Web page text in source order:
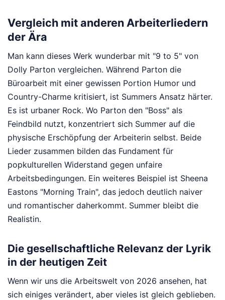
Vergleich mit anderen Arbeiterliedern
der Ära
Man kann dieses Werk wunderbar mit "9 to 5" von
Dolly Parton vergleichen. Während Parton die
Büroarbeit mit einer gewissen Portion Humor und
Country-Charme kritisiert, ist Summers Ansatz härter.
Es ist urbaner Rock. Wo Parton den "Boss" als
Feindbild nutzt, konzentriert sich Summer auf die
physische Erschöpfung der Arbeiterin selbst. Beide
Lieder zusammen bilden das Fundament für
popkulturellen Widerstand gegen unfaire
Arbeitsbedingungen. Ein weiteres Beispiel ist Sheena
Eastons "Morning Train", das jedoch deutlich naiver
und romantischer daherkommt. Summer bleibt die
Realistin.
Die gesellschaftliche Relevanz der Lyrik
in der heutigen Zeit
Wenn wir uns die Arbeitswelt von 2026 ansehen, hat
sich einiges verändert, aber vieles ist gleich geblieben.